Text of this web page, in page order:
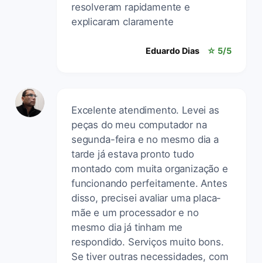
resolveram rapidamente e
explicaram claramente
Eduardo Dias ☆ 5/5
Excelente atendimento. Levei as
peças do meu computador na
segunda-feira e no mesmo dia a
tarde já estava pronto tudo
montado com muita organização e
funcionando perfeitamente. Antes
disso, precisei avaliar uma placa-
mãe e um processador e no
mesmo dia já tinham me
respondido. Serviços muito bons.
Se tiver outras necessidades, com